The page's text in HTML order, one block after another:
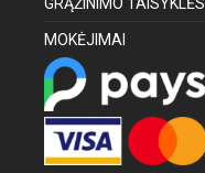
GRĄŽINIMO TAISYKLĖS
MOKĖJIMAI